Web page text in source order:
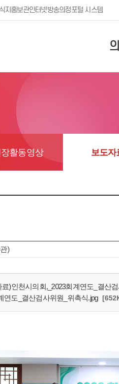
지 홍보관인터넷방송의정포털 시스템
활동영상 보도자
)
료)인천시의회,_2023회계연도_결산
연도_결산검사위원_위촉식.jpg